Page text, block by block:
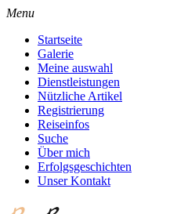
Menu
Startseite
Galerie
Meine auswahl
Dienstleistungen
Nützliche Artikel
Registrierung
Reiseinfos
Suche
Über mich
Erfolgsgeschichten
Unser Kontakt